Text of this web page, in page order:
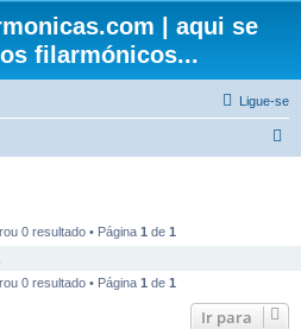
| aqui se
filarmónicos...
Ligue-se
s
0 resultado • Página 1 de 1
0 resultado • Página 1 de 1
Ir para